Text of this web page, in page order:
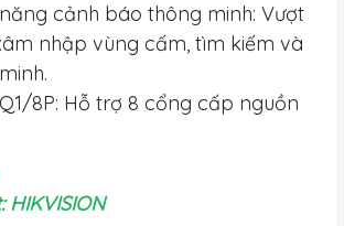
cảnh báo thông minh: Vượt
nhập vùng cấm, tìm kiếm và
8P: Hỗ trợ 8 cổng cấp nguồn
HIKVISION